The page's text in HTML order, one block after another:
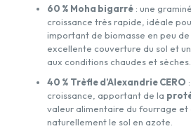
60 % Moha bigarré: une
croissance très rapide, idéale
important de biomasse en peu de
excellente couverture du sol et
aux conditions chaudes et sèches.
40 % Trèfle d’Alexandrie CERO
croissance, apportant de la
valeur alimentaire du fourrage et
naturellement le sol en azote.